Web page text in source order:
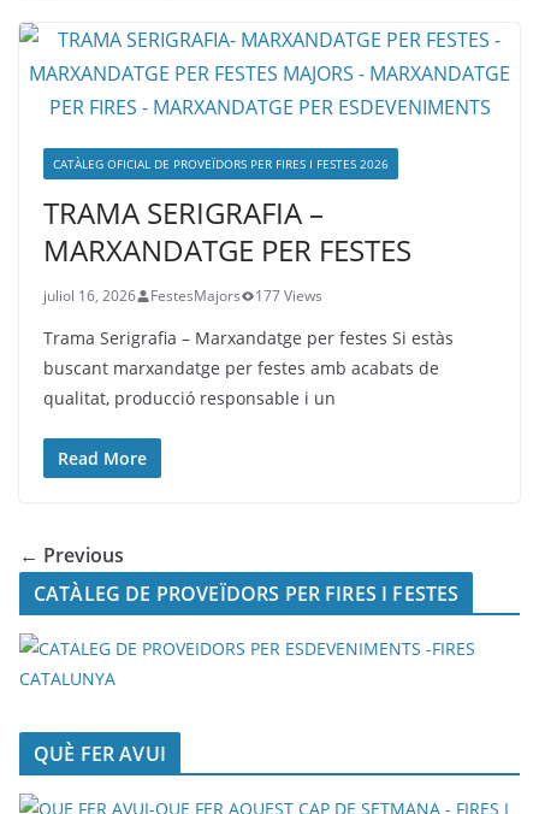
CATÀLEG OFICIAL DE PROVEÏDORS PER FIRES I FESTES 2026
TRAMA SERIGRAFIA –
MARXANDATGE PER FESTES
juliol 16, 2026 FestesMajors 177 Views
Trama Serigrafia – Marxandatge per festes Si estàs
buscant marxandatge per festes amb acabats de
qualitat, producció responsable i un
Read More
← Previous
CATÀLEG DE PROVEÏDORS PER FIRES I FESTES
QUÈ FER AVUI